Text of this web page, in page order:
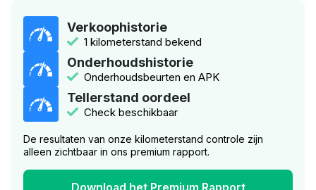
Verkoophistorie
1 kilometerstand bekend
Onderhoudshistorie
Onderhoudsbeurten en APK
Tellerstand oordeel
Check beschikbaar
De resultaten van onze kilometerstand controle zijn
alleen zichtbaar in ons premium rapport.
Download het Premium Rapport